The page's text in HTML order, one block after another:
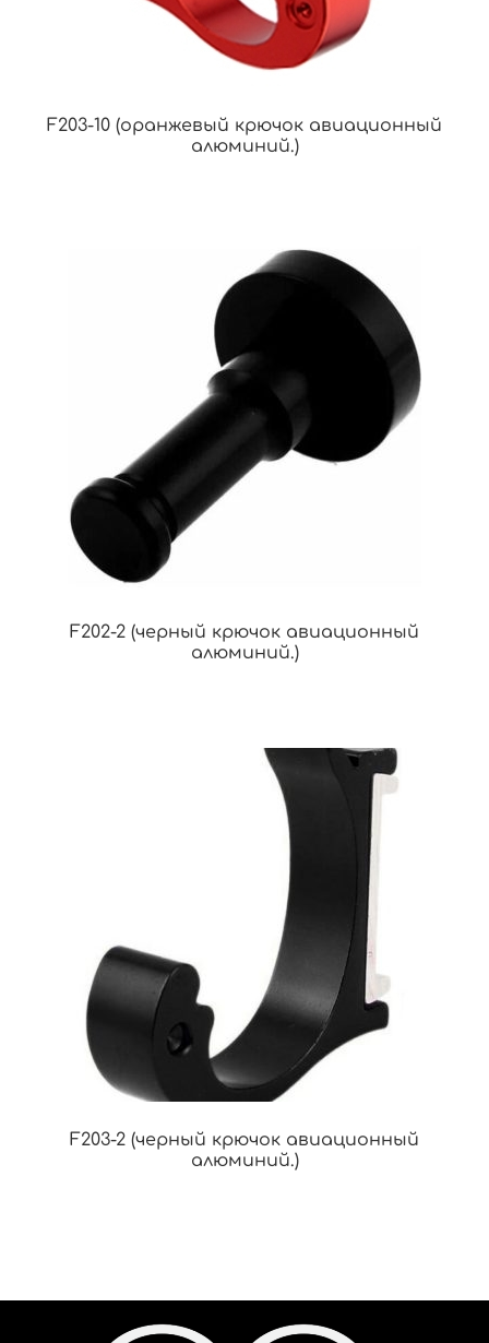
F203-10 (оранжевый крючок авиационный
алюминий.)
F202-2 (черный крючок авиационный
алюминий.)
F203-2 (черный крючок авиационный
алюминий.)